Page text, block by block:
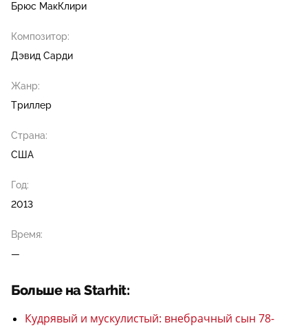
Брюс МакКлири
Композитор:
Дэвид Сарди
Жанр:
Триллер
Страна:
США
Год:
2013
Время:
—
Больше на Starhit:
Кудрявый и мускулистый: внебрачный сын 78-